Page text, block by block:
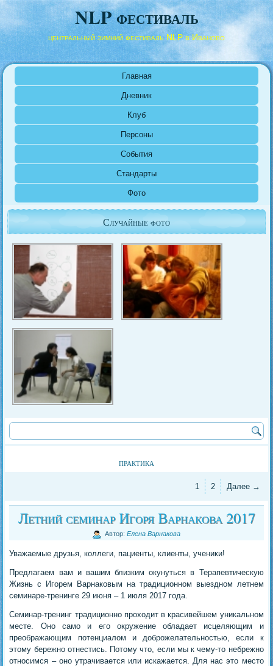
NLP фестиваль
центральный зимний фестиваль NLP в Иваново
Главная
Дневник
Клуб
Персоны
События
Стандарты
Фото
Случайные фото
практика
1 2 Далее →
Летний семинар Игоря Варнакова 2017
Автор: Елена Варнакова
Уважаемые друзья, коллеги, пациенты, клиенты, ученики!
Предлагаем вам и вашим близким окунуться в Терапевтическую
Жизнь с Игорем Варнаковым на традиционном выездном летнем
семинаре-тренинге 29 июня – 1 июля 2017 года.
Семинар-тренинг традиционно проходит в красивейшем уникальном
месте. Оно само и его окружение обладает исцеляющим и
преображающим потенциалом и доброжелательностью, если к
этому бережно отнестись. Потому что, если мы к чему-то небрежно
относимся – оно утрачивается или искажается. Для нас это место